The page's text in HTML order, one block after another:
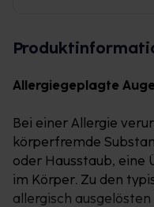
Allergiegeplagte
Bei einer Allergie
körperfremde
oder Hausstaub,
im Körper. Zu den
allergisch